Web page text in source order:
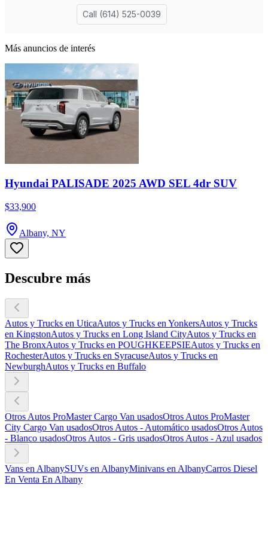
Más anuncios de interés
Hyundai PALISADE 2025 AWD SEL 4dr SUV
$33,900
Albany, NY
Descubre más
Autos y Trucks en UticaAutos y Trucks en YonkersAutos y Trucks
en KingstonAutos y Trucks en Long Island CityAutos y Trucks en
The BronxAutos y Trucks en POUGHKEEPSIEAutos y Trucks en
RochesterAutos y Trucks en SyracuseAutos y Trucks en
NewburghAutos y Trucks en Buffalo
Otros Autos ProMaster Cargo Van usadosOtros Autos ProMaster
City Cargo Van usadosOtros Autos - Automático usadosOtros Autos
- Blanco usadosOtros Autos - Gris usadosOtros Autos - Azul usados
Vans en AlbanySUVs en AlbanyMinivans en AlbanyCarros Diesel
En Venta En Albany